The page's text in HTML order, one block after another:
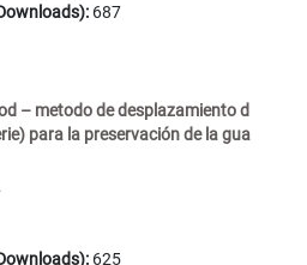
687
– metodo de desplazamiento d
para la preservación de la gua
625